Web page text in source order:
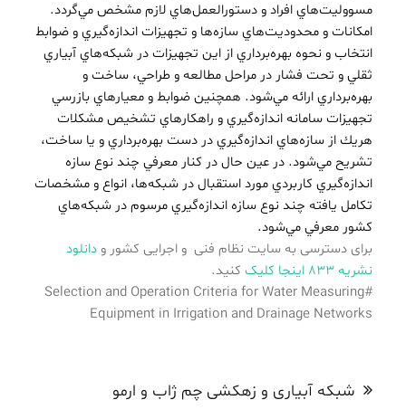
مسووليت‌‌هاي افراد و دستورالعمل‌‌هاي لازم مشخص مي‌گردد.
امكانات و محدوديت‌هاي سازه‌ها و تجهيزات اندازه‌گيري و ضوابط
انتخاب و نحوه بهره‌برداري از اين تجهيزات در شبكه‌هاي آبياري
ثقلي و تحت فشار در مراحل مطالعه و طراحي، ساخت و
بهره‌برداري ارائه مي‌شود. همچنين ضوابط و معيارهاي بازرسي
تجهيزات سامانه اندازه‌گيري و راهكارهاي تشخيص مشكلات
هريك از سازه‌هاي اندازه‌گيري در دست بهره‌برداري و يا ساخت،
تشريح مي‌شود. در عين حال در كنار معرفي چند نوع سازه
اندازه‌گيري كاربردي مورد استقبال در شبكه‌ها، انواع و مشخصات
تكامل يافته چند نوع سازه اندازه‌گيري مرسوم در شبكه‌هاي
كشور معرفي مي‌شود.
برای دسترسی به سایت نظام فنی و اجرایی کشور ودانلود
نشریه ۸۳۳ اینجا کلیک
کنید.
#Selection and Operation Criteria for Water Measuring
Equipment in Irrigation and Drainage Networks
نوشته
شبکه آبیاری و زهکشی چم ژاب و ارمو